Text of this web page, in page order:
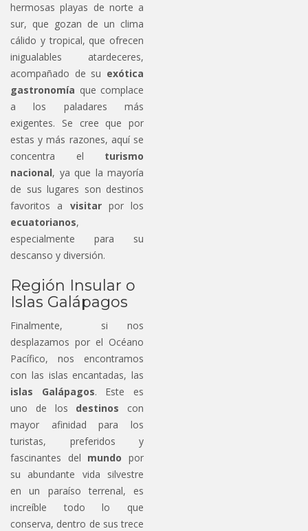
hermosas playas de norte a
sur, que gozan de un clima
cálido y tropical, que ofrecen
inigualables atardeceres,
acompañado de su exótica
gastronomía que complace
a los paladares más
exigentes. Se cree que por
estas y más razones, aquí se
concentra el turismo
nacional, ya que la mayoría
de sus lugares son destinos
favoritos a visitarpor los
ecuatorianos,
especialmente para su
descanso y diversión.
Región Insular o
Islas Galápagos
Finalmente, si nos
desplazamos por el Océano
Pacífico, nos encontramos
con las islas encantadas, las
islas Galápagos. Este es
uno de los destinos con
mayor afinidad para los
turistas, preferidos y
fascinantes del mundo por
su abundante vida silvestre
en un paraíso terrenal, es
increíble todo lo que
conserva, dentro de sus trece